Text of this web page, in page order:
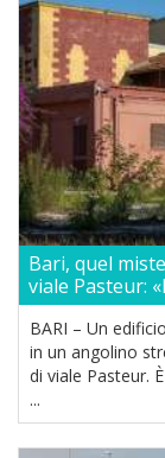
Bari, quel
viale Pasteur:
BARI – Un
in un angolino
di viale Pasteur.
...